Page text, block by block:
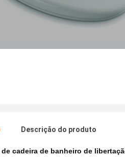
Descrição do produto
cadeira de banheiro de